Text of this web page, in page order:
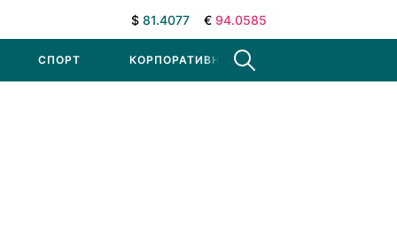
$ 81.4077 € 94.0585
СПОРТ КОРПОРАТИВНЫЕ НОВОСТИ